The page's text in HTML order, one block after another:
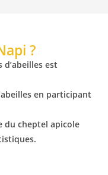
?
est
en participant
du cheptel apicole